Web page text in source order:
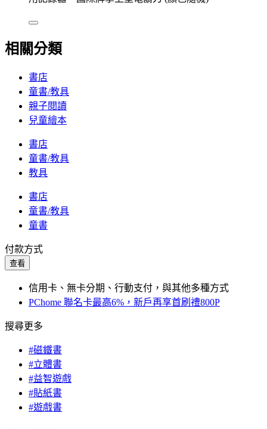
相關分類
書店
童書/教具
親子閱讀
兒童繪本
書店
童書/教具
教具
書店
童書/教具
童書
付款方式
查看
信用卡、無卡分期、行動支付，與其他多種方式
PChome 聯名卡最高6%，新戶再享首刷禮800P
搜尋更多
#磁鐵書
#立體書
#益智遊戲
#貼紙書
#遊戲書